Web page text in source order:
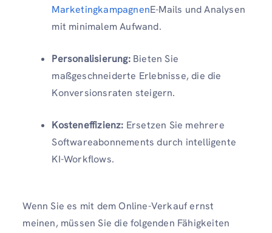
MarketingkampagnenE-Mails und Analysen
mit minimalem Aufwand.
Personalisierung:Bieten Sie
maßgeschneiderte Erlebnisse, die die
Konversionsraten steigern.
Kosteneffizienz: Ersetzen Sie mehrere
Softwareabonnements durch intelligente
KI-Workflows.
Wenn Sie es mit dem Online-Verkauf ernst
meinen, müssen Sie die folgenden Fähigkeiten